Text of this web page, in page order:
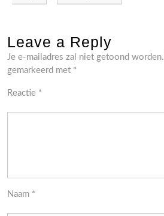
Leave a Reply
Je e-mailadres zal niet getoond worden.
gemarkeerd met *
Reactie *
Naam *